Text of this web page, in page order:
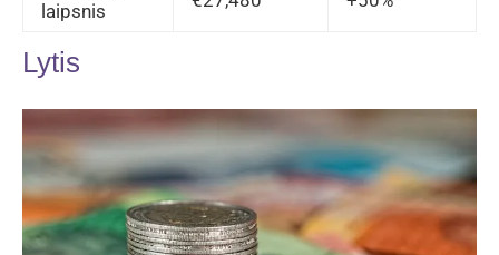
laipsnis
Lytis